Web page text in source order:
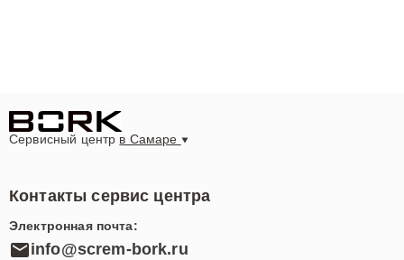
Сервисный центр в Самаре
Контакты сервис центра
Электронная почта:
info@screm-bork.ru